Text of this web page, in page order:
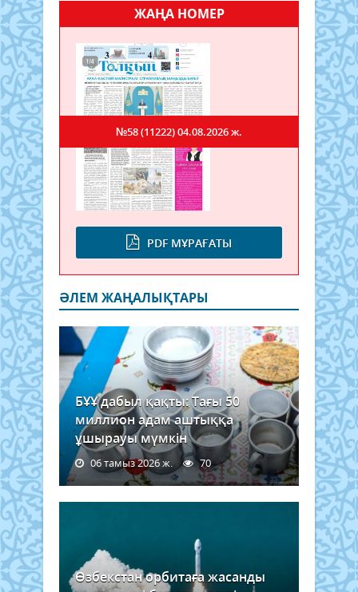
ЖАҢА НОМЕР
PDF МҰРАҒАТЫ
№58 (11222)04.08.2026 ж.
ӘЛЕМ ЖАҢАЛЫҚТАРЫ
БҰҰ дабыл қақты: Тағы 50
миллион адам аштыққа
ұшырауы мүмкін
06 тамыз 2026 ж. 70
Өзбекстан орбитаға жасанды